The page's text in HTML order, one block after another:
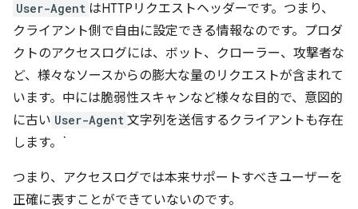
User-Agent はHTTPリクエストヘッダーです。つまり、
クライアント側で自由に設定できる情報なのです。プロダ
クトのアクセスログには、ボット、クローラー、攻撃者な
ど、様々なソースからの膨大な量のリクエストが含まれて
います。中には脆弱性スキャンなど様々な目的で、意図的
に古い User-Agent 文字列を送信するクライアントも存在
します。`
つまり、アクセスログでは本来サポートすべきユーザーを
正確に表すことができていないのです。